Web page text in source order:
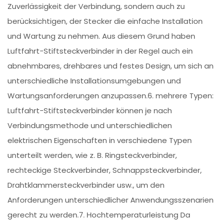
Zuverlässigkeit der Verbindung, sondern auch zu
berücksichtigen, der Stecker die einfache Installation
und Wartung zu nehmen. Aus diesem Grund haben
Luftfahrt-Stiftsteckverbinder in der Regel auch ein
abnehmbares, drehbares und festes Design, um sich an
unterschiedliche Installationsumgebungen und
Wartungsanforderungen anzupassen.6. mehrere Typen:
Luftfahrt-Stiftsteckverbinder können je nach
Verbindungsmethode und unterschiedlichen
elektrischen Eigenschaften in verschiedene Typen
unterteilt werden, wie z. B. Ringsteckverbinder,
rechteckige Steckverbinder, Schnappsteckverbinder,
Drahtklammersteckverbinder usw., um den
Anforderungen unterschiedlicher Anwendungsszenarien
gerecht zu werden.7. Hochtemperaturleistung Da